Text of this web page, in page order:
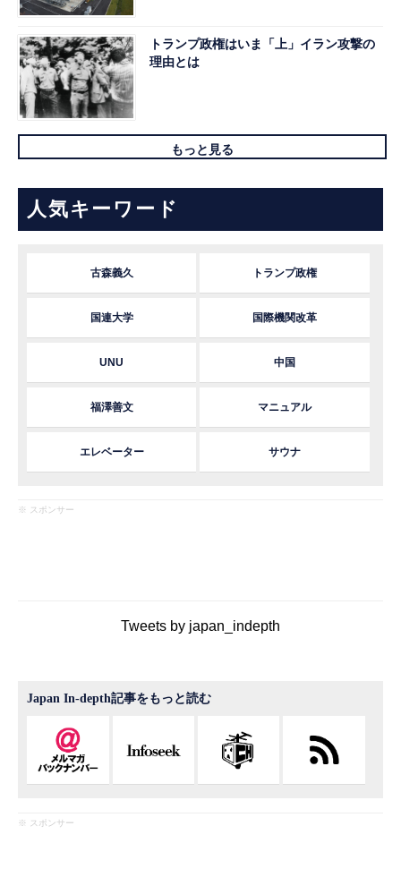
トランプ政権はいま「上」イラン攻撃の
理由とは
もっと見る
人気キーワード
古森義久 トランプ政権
国連大学 国際機関改革
UNU 中国
福澤善文 マニュアル
エレベーター サウナ
※ スポンサー
Tweets by japan_indepth
Japan In-depth記事をもっと読む
※ スポンサー